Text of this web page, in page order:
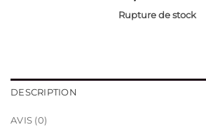
Rupture de stock
DESCRIPTION
AVIS (0)